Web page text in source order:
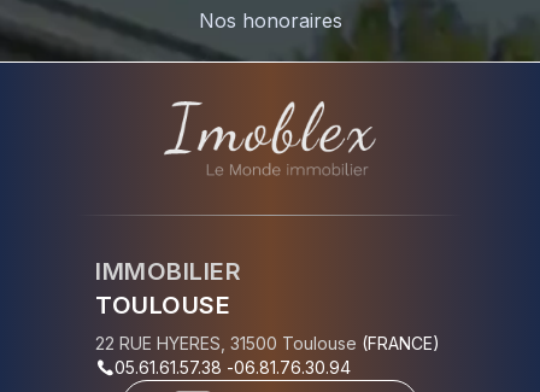
Nos honoraires
IMMOBILIER
TOULOUSE
22 RUE HYERES 31500 Toulouse (FRANCE)
05.61.61.57.38 -06.81.76.30.94